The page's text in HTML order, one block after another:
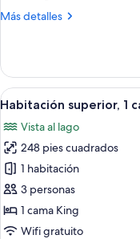
1
size
Más detalles
Más
doble
superior,
1
King
size
Abrir
todas
las
fotos
de
Habitación
superior,
1
5
Habitación superior, 1
Vista al lago
248 pies cuadrados
1 habitación
3 personas
1 cama King
Wifi gratuito